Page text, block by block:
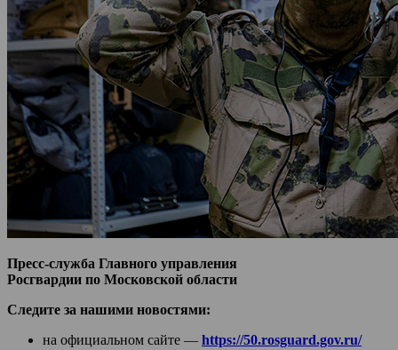
Пресс-служба Главного управления
Росгвардии по Московской области
Следите за нашими новостями:
на официальном сайте — https://50.rosguard.gov.ru/